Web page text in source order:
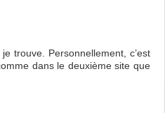
trouve. Personnellement, c’est
dans le deuxième site que